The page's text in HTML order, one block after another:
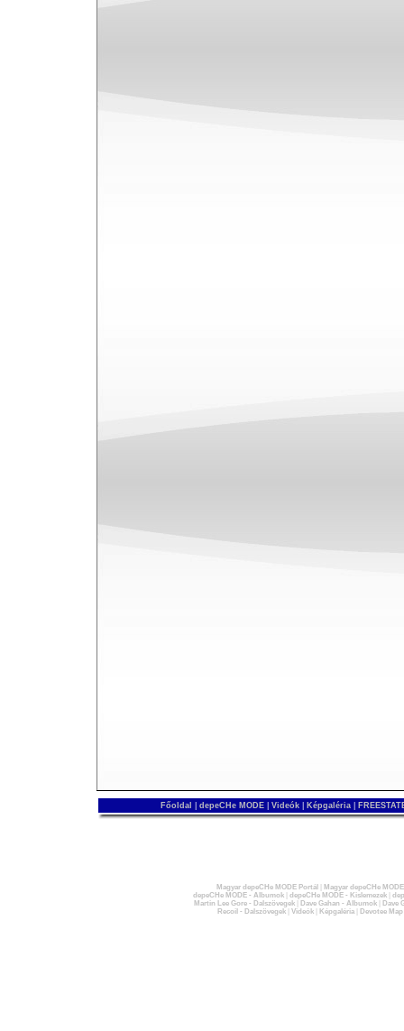
Főoldal depeCHe MODE Videók Képgaléria
Magyar depeCHe MODE Portál
Magyar depeCHe
depeCHe MODE - Albumok| depeCHe MODE - Kislemezek|
Martin Lee Gore - Dalszövegek| Dave Gahan - Albumok|
Dave
Recoil - Dalszövegek| Videók| Képgaléria| Devotee Map